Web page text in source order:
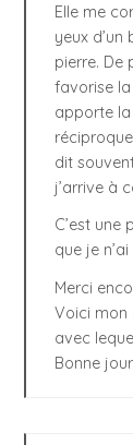
Elle me
yeux
pierre. De
favorise
apporte
dit
j’arrive à
C’est une
que je
Merci
Voici mon
avec
Bonne